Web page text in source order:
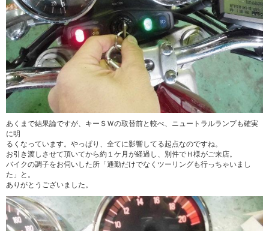
あくまで結果論ですが、キーＳＷの取替前と較べ、ニュートラルランプも確実
に明
るくなっています。やっぱり、全てに影響してる起点なのですね。
お引き渡しさせて頂いてから約１ケ月が経過し、別件でＨ様がご来店。
バイクの調子をお伺いした所「通勤だけでなくツーリングも行っちゃいまし
た」と。
ありがとうございました。